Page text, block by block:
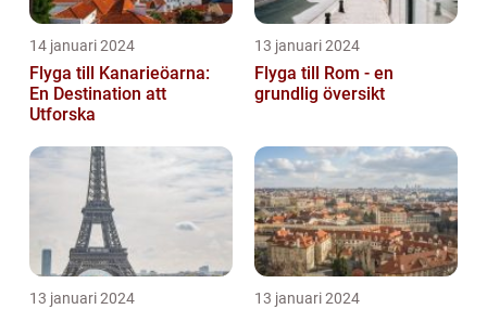
14 januari 2024
Flyga till Kanarieöarna:
En Destination att
Utforska
13 januari 2024
Flyga till Rom - en
grundlig översikt
13 januari 2024 13 januari 2024